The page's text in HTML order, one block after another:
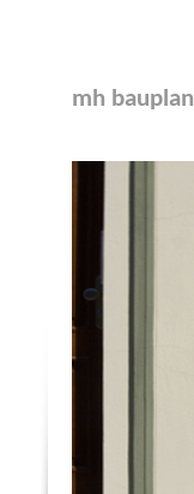
mh bauplan